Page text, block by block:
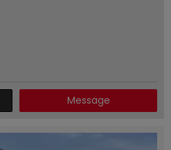
Message